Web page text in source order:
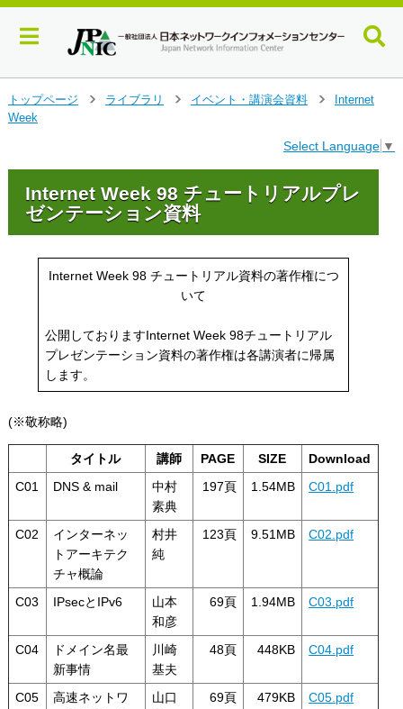
イ
ン
トップページ
ライブラリ
イベント・講演会資料
Internet
Week
Select Language ▼
Internet Week 98 チュートリアルプレ
ゼンテーション資料
Internet Week 98 チュートリアル資料の著作権につ
いて
公開しておりますInternet Week 98チュートリアル
プレゼンテーション資料の著作権は各講演者に帰属
します。
(※敬称略)
タイトル 講師 PAGE SIZE
Download
C01
DNS & mail
中村
素典
197頁 1.54MB C01.pdf
C02
インターネッ
トアーキテク
チャ概論
村井
純
123頁 9.51MB C02.pdf
C03 IPsecとIPv6
山本
和彦
69頁 1.94MB C03.pdf
C04
ドメイン名最
新事情
川崎
基夫
48頁 448KB C04.pdf
C05
高速ネットワ
山口
69頁 479KB C05.pdf